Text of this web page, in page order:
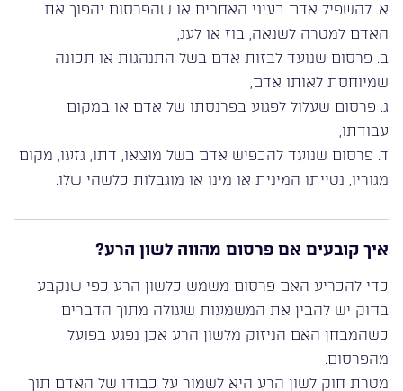
א. להשפיל אדם בעיני האחרים או שהפרסום יהפוך את
האדם למטרה לשנאה, בוז או לעג,
ב. פרסום שנועד לבזות אדם בשל התנהגות או תכונה
שמיוחסת לאותו אדם,
ג. פרסום שעלול לפגוע בפרנסתו של אדם או במקום
עבודתו,
ד. פרסום שנועד להכפיש אדם בשל מוצאו, דתו, גזעו, מקום
מגוריו, נטייתו המינית או מינו או מוגבלות כלשהי שלו.
איך קובעים אם פרסום מהווה לשון הרע?
כדי להכריע האם פרסום משמש כלשון הרע כפי שנקבע
בחוק יש להבין את המשמעות שעולה מתוך הדברים
כשהמבחן האם הניזוק מלשון הרע אכן נפגע בפועל
מהפרסום.
מטרת חוק לשון הרע היא לשמור על כבודו של האדם תוך